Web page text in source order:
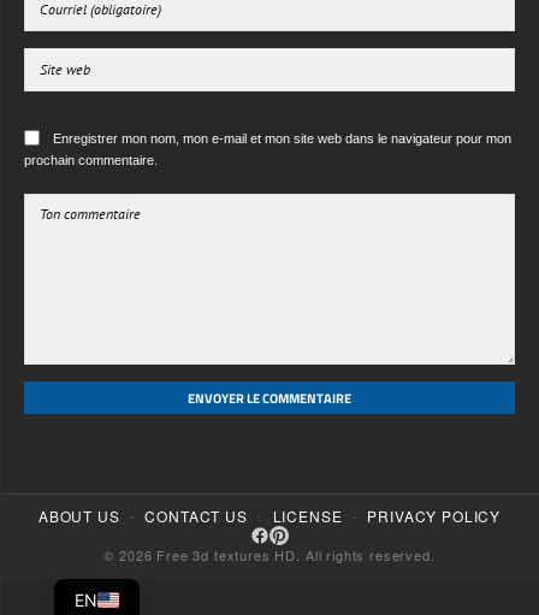
Enregistrer mon nom, mon e-mail et mon site web dans le navigateur pour mon
EN
CONTACT US · LICENSE